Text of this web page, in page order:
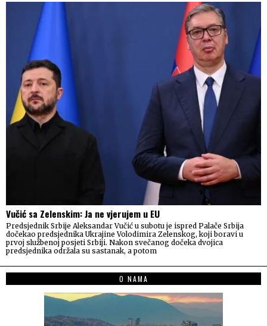
Vučić sa Zelenskim: Ja ne vjerujem u EU
Predsjednik Srbije Aleksandar Vučić u subotu je ispred Palače Srbija
dočekao predsjednika Ukrajine Volodimira Zelenskog, koji boravi u
prvoj službenoj posjeti Srbiji. Nakon svečanog dočeka dvojica
predsjednika održala su sastanak, a potom
O NAMA